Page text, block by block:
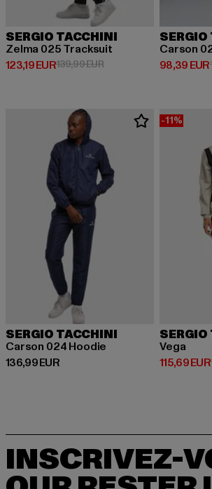
SERGIO TACCHINI
Zelma 025 Tracksuit
123,19 EUR
Prix courant: 123,19 EUR
139,99 EURPrix en promotion: 139,99
98,39 EUR
Prix
SERGIO TACCHINI
Carson 024 Hoodie
136,99 EUR
Prix courant: 136,99 EUR
-11%
Vega
115,69 EUR
Prix
INSCRIVEZ-